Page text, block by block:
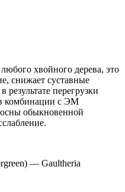
хвойного дерева, это
снижает суставные
перегрузки
в комбинации с ЭМ
обыкновенной
— Gaultheria